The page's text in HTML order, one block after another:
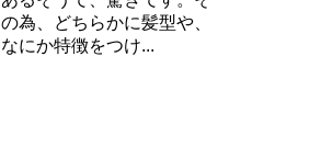
の為、どちらかに髪型や、
なにか特徴をつけ...